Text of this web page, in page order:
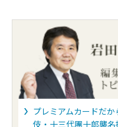
プレミアムカードだ
伎・十三代團十郎襲